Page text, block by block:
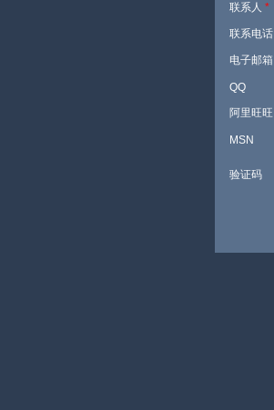
联系人 *
联系电话
电子邮箱
QQ
阿里旺旺
MSN
验证码